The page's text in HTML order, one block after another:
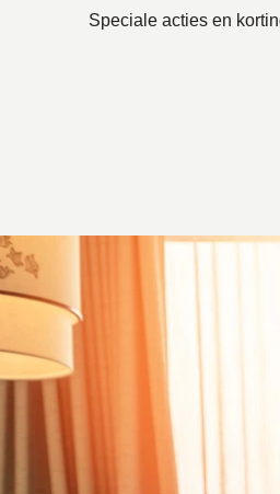
Speciale acties en